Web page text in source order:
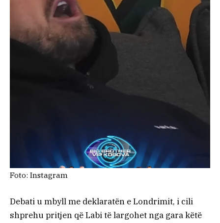
Foto: Instagram
Debati u mbyll me deklaratën e Londrimit, i cili
shprehu pritjen që Labi të largohet nga gara këtë